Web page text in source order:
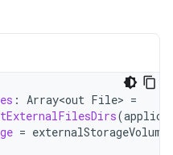
: Array<out File> =
(
=